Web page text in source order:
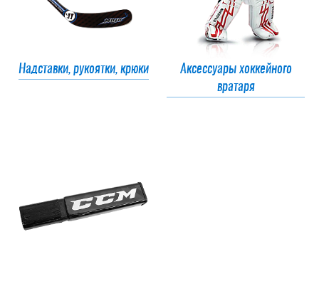
Надставки, рукоятки, крюки
Аксессуары хоккейного
вратаря